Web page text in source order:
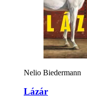
Nelio Biedermann
Lázár